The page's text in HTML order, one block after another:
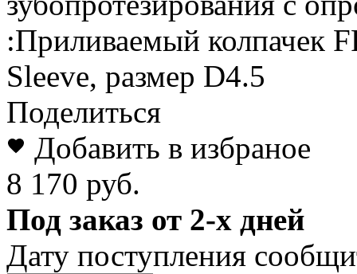
:Приливаемый колпачек
Sleeve, размер D4.5
Поделиться
Добавить в избраное
8 170 руб.
Под заказ от 2-х дней
Дату поступления